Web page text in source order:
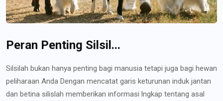
Peran Penting Silsil...
Silsilah bukan hanya penting bagi manusia tetapi juga bagi hewan
peliharaan Anda Dengan mencatat garis keturunan induk jantan
dan betina silislah memberikan informasi lngkap tentang asal